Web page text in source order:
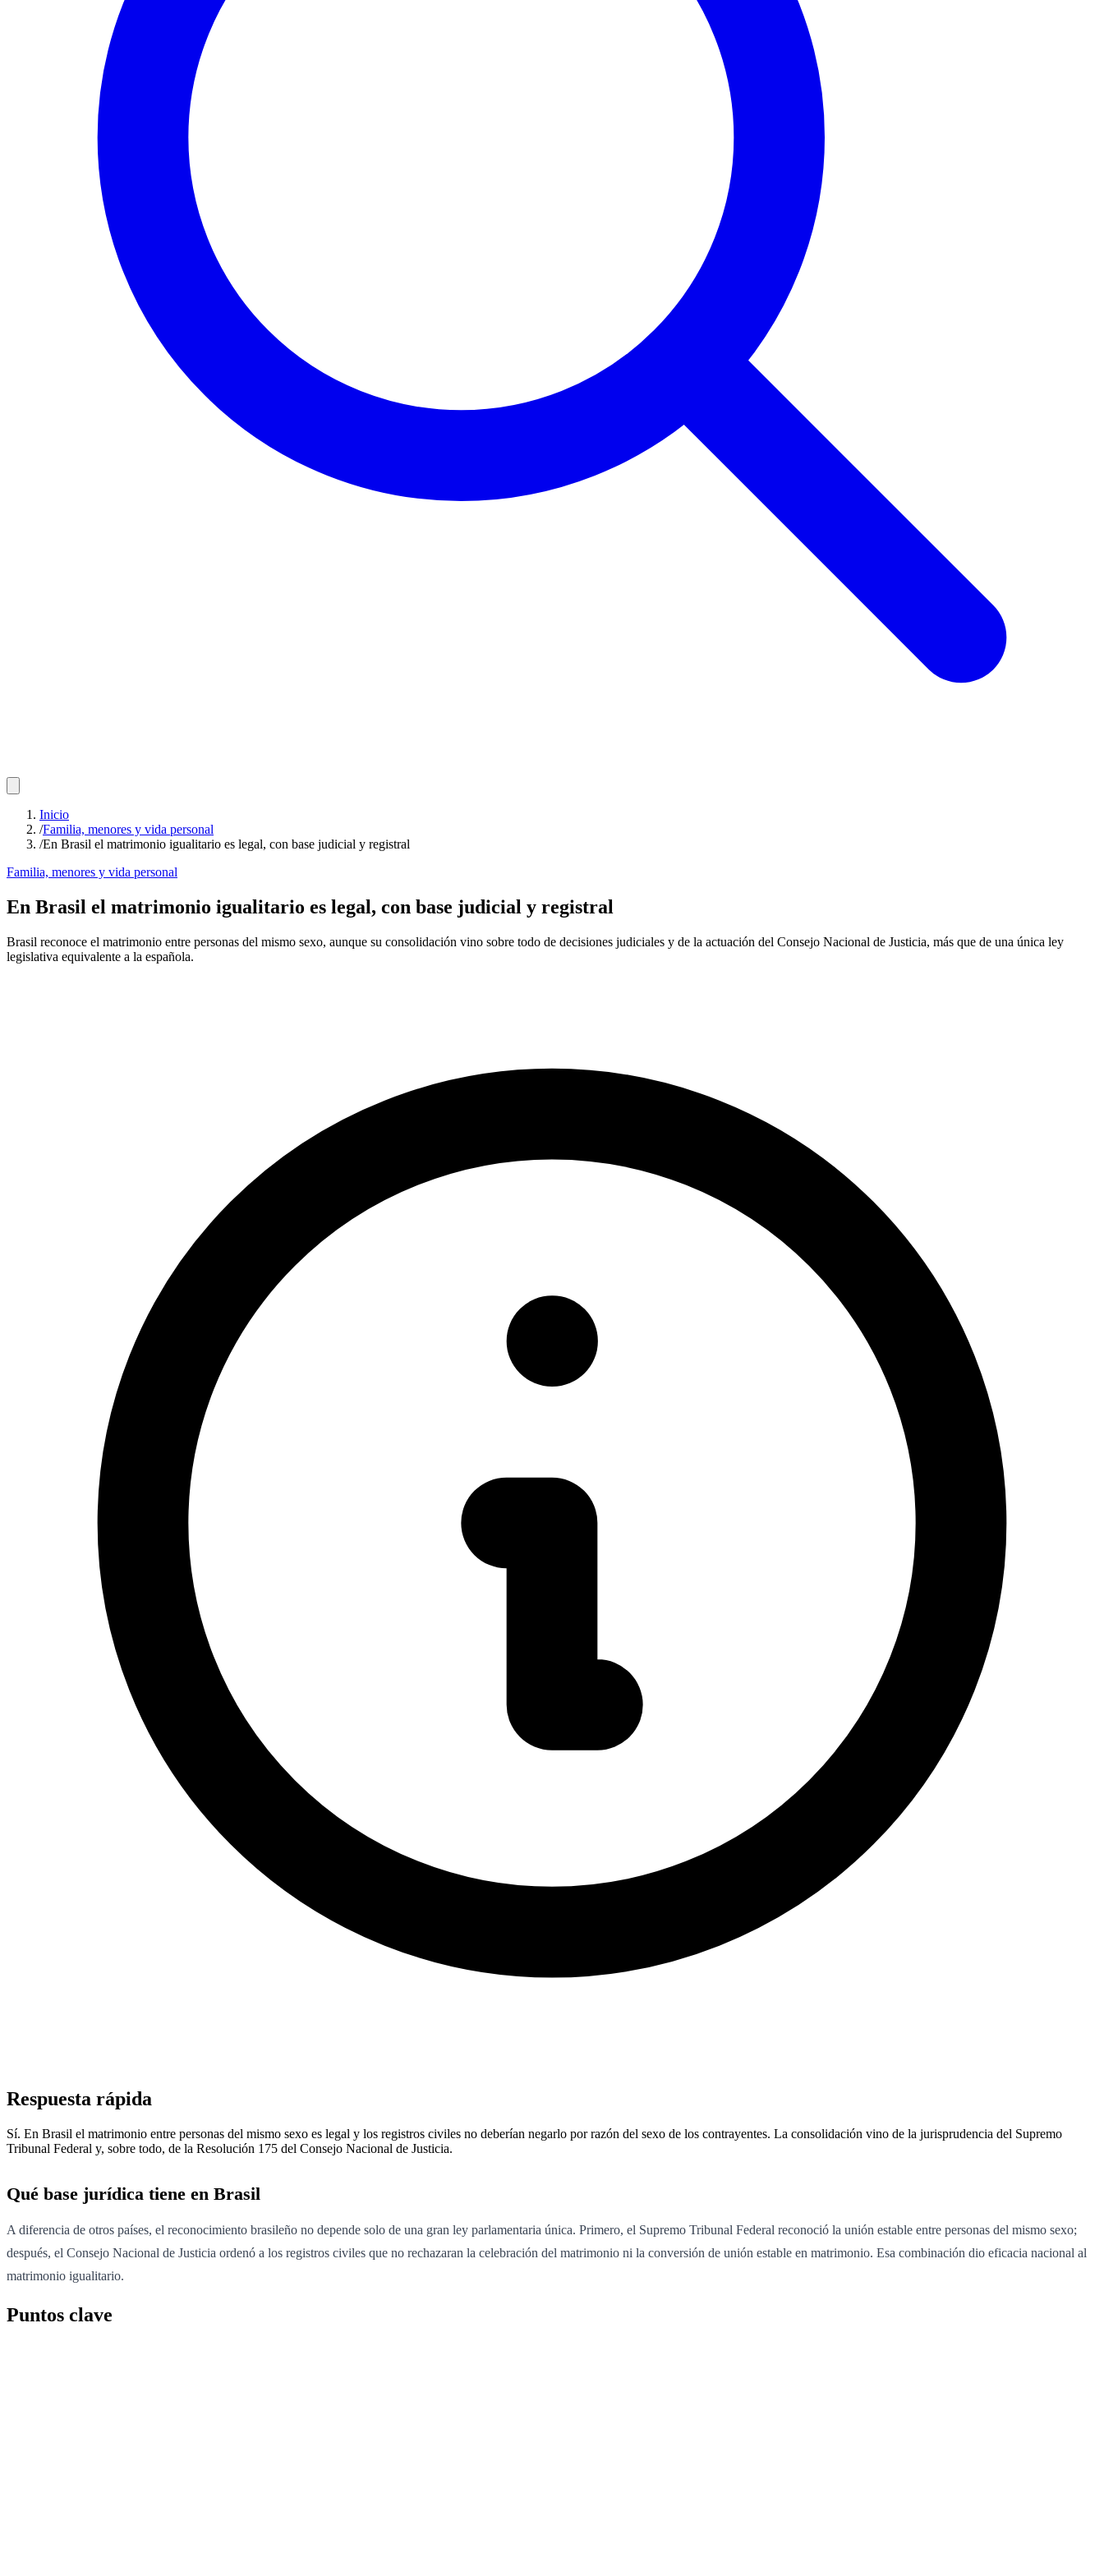
Inicio
/Familia, menores y vida personal
/En Brasil el matrimonio igualitario es legal, con base judicial y registral
Familia, menores y vida personal
En Brasil el matrimonio igualitario es legal, con base judicial y registral
Brasil reconoce el matrimonio entre personas del mismo sexo, aunque su consolidación vino sobre todo de decisiones judiciales y de la actuación del Consejo Nacional de Justicia, más que de una única ley
legislativa equivalente a la española.
Respuesta rápida
Sí. En Brasil el matrimonio entre personas del mismo sexo es legal y los registros civiles no deberían negarlo por razón del sexo de los contrayentes. La consolidación vino de la jurisprudencia del Supremo
Tribunal Federal y, sobre todo, de la Resolución 175 del Consejo Nacional de Justicia.
Qué base jurídica tiene en Brasil
A diferencia de otros países, el reconocimiento brasileño no depende solo de una gran ley parlamentaria única. Primero, el Supremo Tribunal Federal reconoció la unión estable entre personas del mismo sexo;
después, el Consejo Nacional de Justicia ordenó a los registros civiles que no rechazaran la celebración del matrimonio ni la conversión de unión estable en matrimonio. Esa combinación dio eficacia nacional al
matrimonio igualitario.
Puntos clave